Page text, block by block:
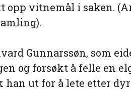
opp vitnemål i saken.
Gunnarssøn, som
og forsøkt å felle en
ut for å lete etter